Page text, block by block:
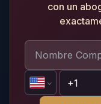
con un